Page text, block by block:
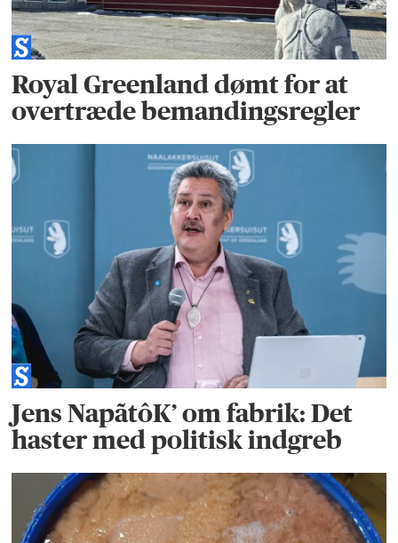
Royal Greenland dømt for at
overtræde bemandingsregler
Jens NapãtôK’ om fabrik: Det
haster med politisk indgreb